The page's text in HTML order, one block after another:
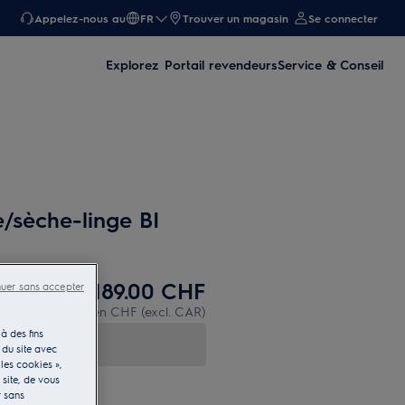
Appelez-nous au FR Trouver un magasin Se connecter
Explorez Portail revendeursService & Conseil
sèche-linge BI
189.00 CHF
PVR incl. IVA en CHF (excl. CAR)
des fins
site avec
cookies »,
site, de vous
sans
sans accepter